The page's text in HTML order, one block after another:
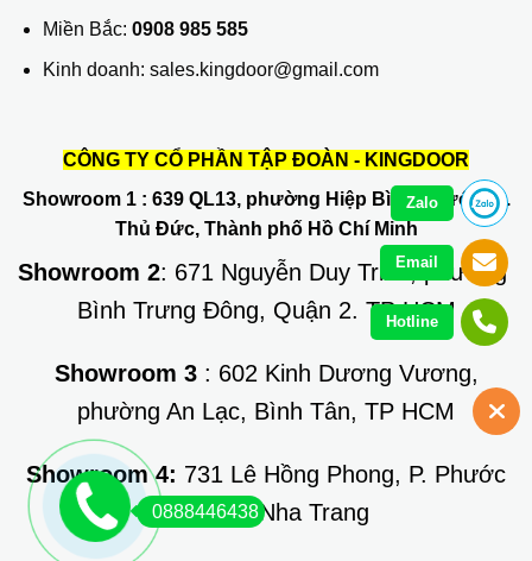
Miền Bắc: 0908 985 585
Kinh doanh: sales.kingdoor@gmail.com
CÔNG TY CỔ PHẦN TẬP ĐOÀN - KINGDOOR
Showroom 1: 639 QL13, phường Hiệp Bình Phước, Q.
Thủ Đức, Thành phố Hồ Chí Minh
Showroom 2: 671 Nguyễn Duy Trinh, phường
Bình Trưng Đông, Quận 2. TP HCM
Showroom 3: 602 Kinh Dương Vương,
phường An Lạc, Bình Tân, TP HCM
Showroom 4: 731 Lê Hồng Phong, P. Phước
Long, TP Nha Trang
0888446438
Zalo
Email
Hotline